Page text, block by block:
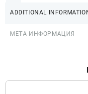
ADDITIONAL
МЕТА ИНФОРМАЦИЯ